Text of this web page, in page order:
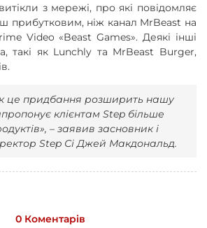
з мережі, про які повідомляє
прибутковим, ніж канал MrBeast на
Video «Beast Games». Деякі інші
такі як Lunchly та MrBeast Burger,
це придбання розширить нашу
клієнтам Step більше
– заявив засновник і
Step Сі Джей Макдональд.
0 Коментарів